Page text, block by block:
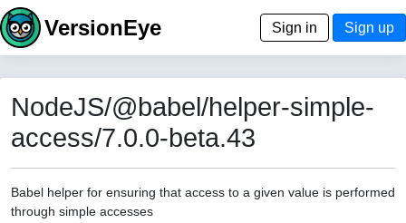
VersionEye Sign in Sign up
NodeJS/@babel/helper-simple-
access/7.0.0-beta.43
Babel helper for ensuring that access to a given value is performed
through simple accesses